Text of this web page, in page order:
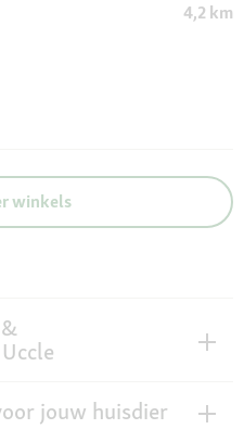
4,2 km
winkels
jouw huisdier